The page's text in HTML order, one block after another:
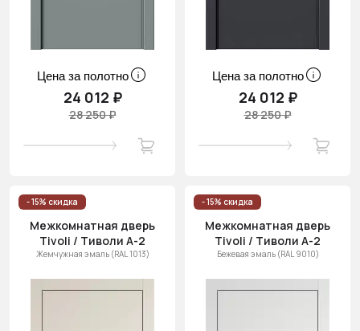
Цена за полотно
24 012 ₽
28 250 ₽
Цена за полотно
24 012 ₽
28 250 ₽
- 15% скидка
Межкомнатная дверь
Tivoli / Тиволи А-2
Жемчужная эмаль (RAL 1013)
- 15% скидка
Межкомнатная дверь
Tivoli / Тиволи А-2
Бежевая эмаль (RAL 9010)